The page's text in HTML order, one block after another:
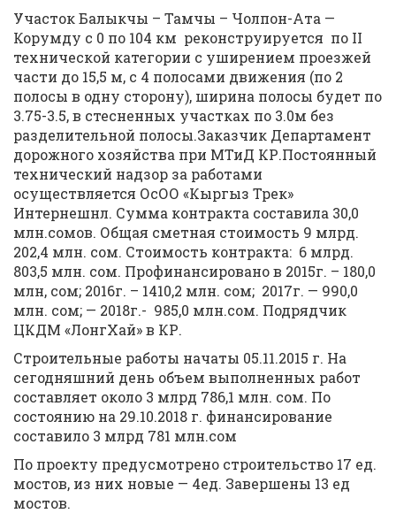
Участок Балыкчы – Тамчы – Чолпон-Ата —
Корумду с 0 по 104 км реконструируется по II
технической категории с уширением проезжей
части до 15,5 м, с 4 полосами движения (по 2
полосы в одну сторону), ширина полосы будет по
3.75-3.5, в стесненных участках по 3.0м без
разделительной полосы.Заказчик Департамент
дорожного хозяйства при МТиД КР.Постоянный
технический надзор за работами
осуществляется ОсОО «Кыргыз Трек»
Интернешнл. Сумма контракта составила 30,0
млн.сомов. Общая сметная стоимость 9 млрд.
202,4 млн. сом. Стоимость контракта: 6 млрд.
803,5 млн. сом. Профинансировано в 2015г. – 180,0
млн, сом; 2016г. – 1410,2 млн. сом; 2017г. — 990,0
млн. сом; — 2018г.- 985,0 млн.сом. Подрядчик
ЦКДМ «ЛонгХай» в КР.
Строительные работы начаты 05.11.2015 г. На
сегодняшний день объем выполненных работ
составляет около 3 млрд 786,1 млн. сом. По
состоянию на 29.10.2018 г. финансирование
составило 3 млрд 781 млн.сом
По проекту предусмотрено строительство 17 ед.
мостов, из них новые — 4ед. Завершены 13 ед
мостов.